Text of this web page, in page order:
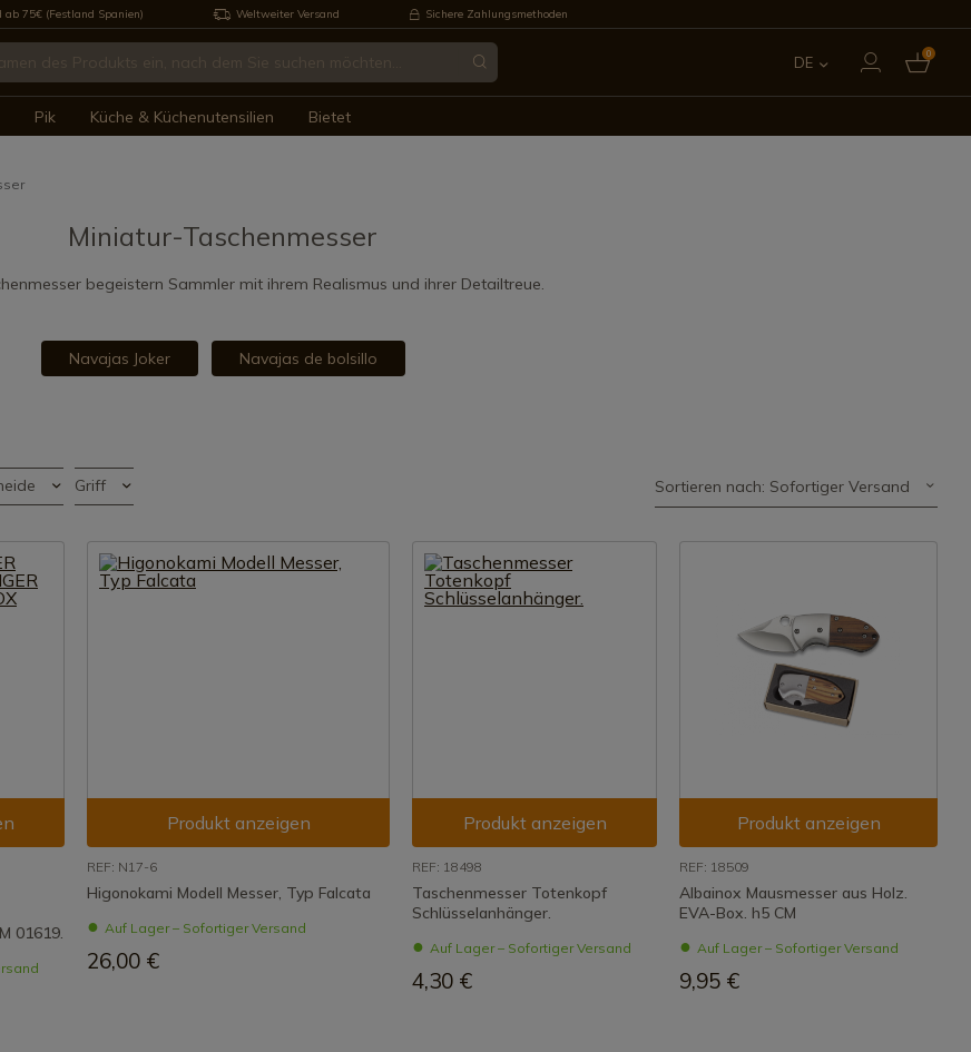
ab 75€ (Festland Spanien) Weltweiter Versand Sichere Zahlungsmethoden
DE 0
Pik Küche & Küchenutensilien Bietet
Miniatur-Taschenmesser
begeistern Sammler mit ihrem Realismus und ihrer Detailtreue.
Navajas Joker Navajas de bolsillo
Griff Sortieren nach: Sofortiger Versand
01619.
Produkt anzeigen
REF: N17-6
Higonokami Modell Messer, Typ Falcata
Auf Lager – Sofortiger Versand
26,00 €
Produkt anzeigen
REF: 18498
Taschenmesser Totenkopf
Schlüsselanhänger.
Auf Lager – Sofortiger Versand
4,30 €
Produkt anzeigen
REF: 18509
Albainox Mausmesser aus Holz.
EVA-Box. h5 CM
Auf Lager – Sofortiger Versand
9,95 €